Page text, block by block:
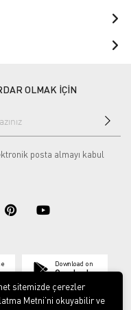
OLMAK İÇİN
posta almayı kabul
Download on
Google play
sitemizde çerezler
Metni’ni okuyabilir ve